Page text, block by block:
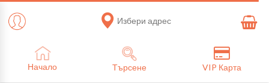
Избери адрес
Начало Търсене VIP Карта